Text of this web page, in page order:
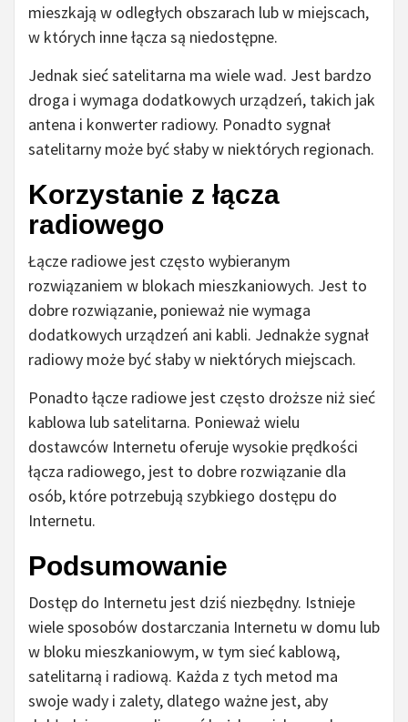
mieszkają w odległych obszarach lub w miejscach,
w których inne łącza są niedostępne.
Jednak sieć satelitarna ma wiele wad. Jest bardzo
droga i wymaga dodatkowych urządzeń, takich jak
antena i konwerter radiowy. Ponadto sygnał
satelitarny może być słaby w niektórych regionach.
Korzystanie z łącza
radiowego
Łącze radiowe jest często wybieranym
rozwiązaniem w blokach mieszkaniowych. Jest to
dobre rozwiązanie, ponieważ nie wymaga
dodatkowych urządzeń ani kabli. Jednakże sygnał
radiowy może być słaby w niektórych miejscach.
Ponadto łącze radiowe jest często droższe niż sieć
kablowa lub satelitarna. Ponieważ wielu
dostawców Internetu oferuje wysokie prędkości
łącza radiowego, jest to dobre rozwiązanie dla
osób, które potrzebują szybkiego dostępu do
Internetu.
Podsumowanie
Dostęp do Internetu jest dziś niezbędny. Istnieje
wiele sposobów dostarczania Internetu w domu lub
w bloku mieszkaniowym, w tym sieć kablową,
satelitarną i radiową. Każda z tych metod ma
swoje wady i zalety, dlatego ważne jest, aby